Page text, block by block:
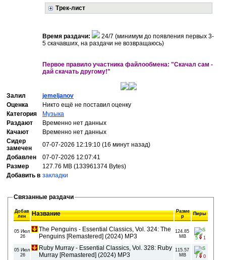
Трек-лист
Время раздачи:
24/7 (минимум до появления первых 3-
5 скачавших, на раздачи не возвращаюсь)
Первое правило участника файлообмена: "Скачал сам -
дай скачать другому!"
Залил
jemeljanov
Оценка
Никто ещё не поставил оценку
Категория
Музыка
Раздают
Временно нет данных
Качают
Временно нет данных
Сидер
замечен
07-07-2026 12:19:10 (16 минут назад)
Добавлен
07-07-2026 12:07:41
Размер
127.76 MB (133961374 Bytes)
Добавить в закладки
Связанные раздачи
Добав
лен
Название
Разме
р
Пиры
05 Июл
26
The Penguins - Essential Classics, Vol. 324: The
Penguins [Remastered] (2024) MP3
124.85
MB
5 1
05 Июл
26
Ruby Murray - Essential Classics, Vol. 328: Ruby
Murray [Remastered] (2024) MP3
115.57
MB
7 0